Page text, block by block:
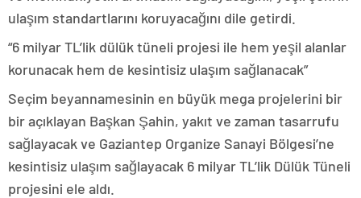
ulaşım standartlarını koruyacağını dile getirdi.
“6 milyar TL’lik dülük tüneli projesi ile hem yeşil alanlar
korunacak hem de kesintisiz ulaşım sağlanacak”
Seçim beyannamesinin en büyük mega projelerini bir
bir açıklayan Başkan Şahin, yakıt ve zaman tasarrufu
sağlayacak ve Gaziantep Organize Sanayi Bölgesi’ne
kesintisiz ulaşım sağlayacak 6 milyar TL’lik Dülük Tüneli
projesini ele aldı.